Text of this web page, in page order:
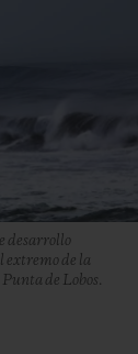
desarrollo
de la
de Lobos.